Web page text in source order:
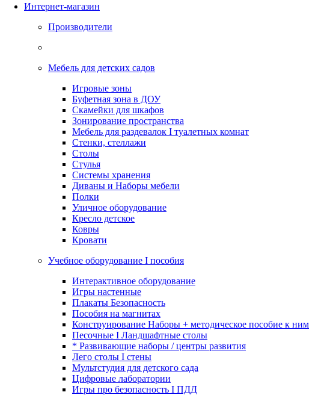
Интернет-магазин
Производители
Мебель для детских садов
Игровые зоны
Буфетная зона в ДОУ
Скамейки для шкафов
Зонирование пространства
Мебель для раздевалок I туалетных комнат
Стенки, стеллажи
Столы
Стулья
Системы хранения
Диваны и Наборы мебели
Полки
Уличное оборудование
Кресло детское
Ковры
Кровати
Учебное оборудование I пособия
Интерактивное оборудование
Игры настенные
Плакаты Безопасность
Пособия на магнитах
Конструирование Наборы + методическое пособие к ним
Песочные I Ландшафтные столы
* Развивающие наборы / центры развития
Лего столы I стены
Мультстудия для детского сада
Цифровые лаборатории
Игры про безопасность I ПДД